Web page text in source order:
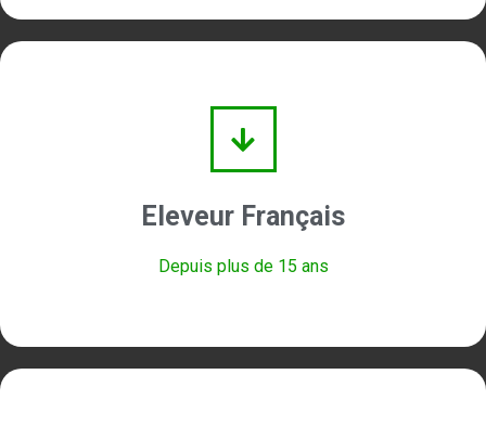
Eleveur Français
Depuis plus de 15 ans